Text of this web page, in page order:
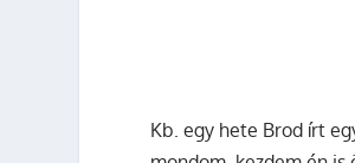
Kb. egy hete Brod írt